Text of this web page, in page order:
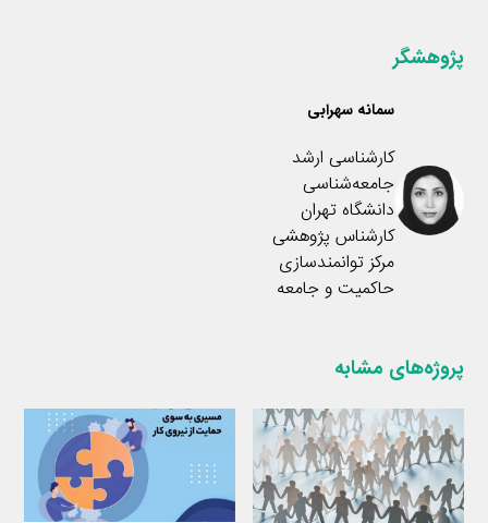
پژوهشگر
سمانه سهرابی
کارشناسی ارشد
جامعه‌شناسی
دانشگاه تهران
کارشناس پژوهشی
مرکز توانمندسازی
حاکمیت و جامعه
پروژه‌های مشابه